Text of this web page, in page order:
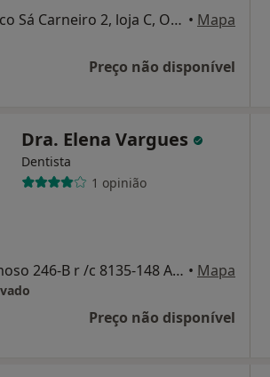
Av. Dr. Francisco Sá Carneiro 2, loja C, Olhão • Mapa
Preço não disponível
Dra. Elena Vargues
Dentista
1 opinião
Rua Vale Formoso 246-B r /c 8135-148 Almancil, Loulé • Mapa
Preço não disponível